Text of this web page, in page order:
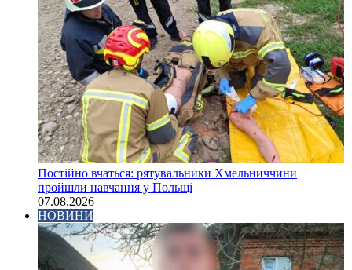
Постійно вчаться: рятувальники Хмельниччини
пройшли навчання у Польщі
07.08.2026
НОВИНИ